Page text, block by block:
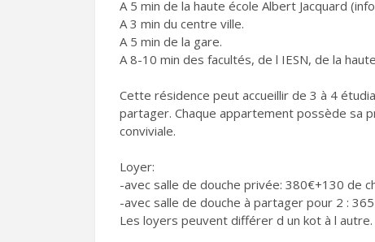
A 5 min de la haute école Albert Jacquard
A 3 min du centre ville.
A 5 min de la gare.
A 8-10 min des facultés, de l IESN, de la
Cette résidence peut accueillir de 3 à 4
partager. Chaque appartement possède sa
conviviale.
Loyer:
-avec salle de douche privée: 380€+130 de
-avec salle de douche à partager pour 2 :
Les loyers peuvent différer d un kot à l autre.